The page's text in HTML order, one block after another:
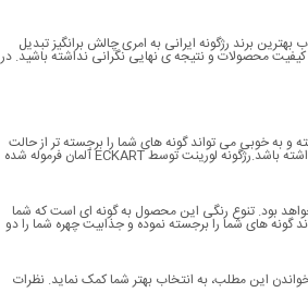
برند رژگونه ایرانی به امری چالش برانگیز تبدیل
محصولات و نتیجه ی نهایی نگرانی نداشته باشید. در
به خوبی می تواند گونه های شما را برجسته تر از حالت
عادی نمایش دهد. ضد آب بودن این رژگونه نیز مزید بر علت شده است تا استفاده از آن نتایج مثبتی به دنبال داشته باشد.رژگونه لورینت توسط ECKART آلمان فرموله شده
بود. تنوع رنگی این محصول به گونه ای است که شما
گونه های شما را برجسته نموده و جذابیت چهره شما را دو
این مطلب، به انتخاب بهتر شما کمک نماید. نظرات